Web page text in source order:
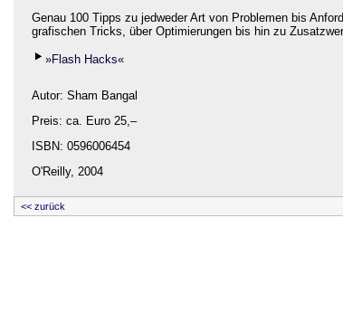
Genau 100 Tipps zu jedweder Art von Problemen bis
grafischen Tricks, über Optimierungen bis hin zu
»Flash Hacks«
Autor: Sham Bangal
Preis: ca. Euro 25,–
ISBN: 0596006454
O'Reilly, 2004
<< zurück